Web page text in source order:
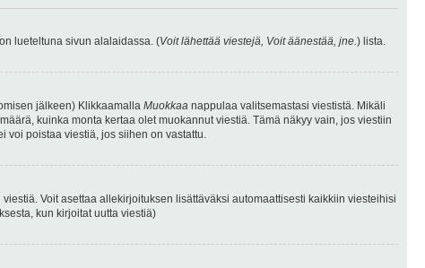
lueteltuna sivun alalaidassa. (Voit lähettää viestejä, Voit äänestää, jne.) lista.
jälkeen) Klikkaamalla Muokkaa nappulaa valitsemastasi viestistä. Mikäli
kuinka monta kertaa olet muokannut viestiä. Tämä näkyy vain, jos viestiin
voi poistaa viestiä, jos siihen on vastattu.
Voit asettaa allekirjoituksen lisättäväksi automaattisesti kaikkiin viesteihisi
kun kirjoitat uutta viestiä)